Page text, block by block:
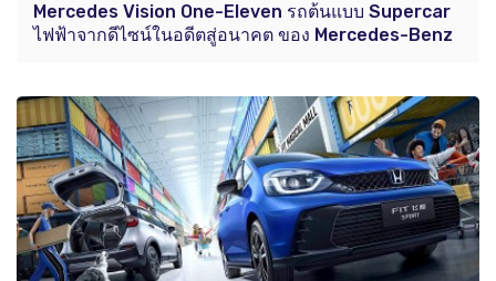
Mercedes Vision One-Eleven รถต้นแบบ Supercar
ไฟฟ้าจากดีไซน์ในอดีตสู่อนาคต ของ Mercedes-Benz